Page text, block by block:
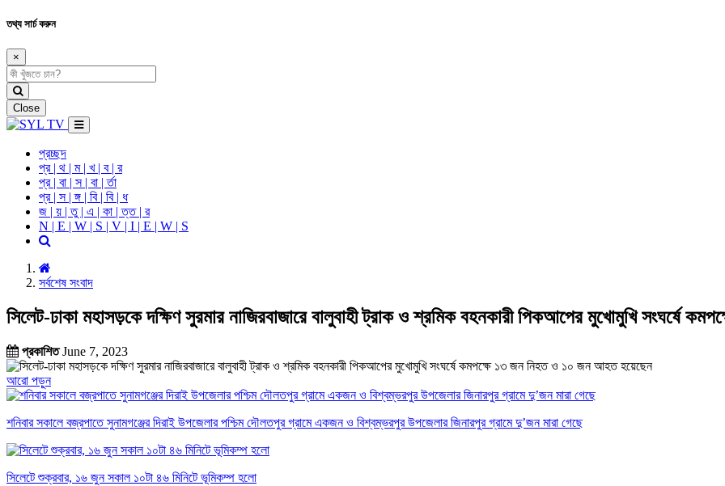
তথ্য সার্চ করুন
×
Close
প্রচ্ছদ
প্র | থ | ম | খ | ব | র
প্র | বা | স | বা | র্তা
প্র | স | ঙ্গ | বি | বি | ধ
জ | য় | তু | এ | কা | ত্ত | র
N | E | W | S | V | I | E | W | S
সর্বশেষ সংবাদ
সিলেট-ঢাকা মহাসড়কে দক্ষিণ সুরমার নাজিরবাজারে বালুবাহী ট্রাক ও শ্রমিক বহনকারী পিকআপের মুখোমুখি সংঘর্ষে
প্রকাশিতJune 7, 2023
আরো পড়ুন
শনিবার সকালে বজ্রপাতে সুনামগঞ্জের দিরাই উপজেলার পশ্চিম দৌলতপুর গ্রামে একজন ও বিশ্বম্ভরপুর উপজেলার জিনারপুর গ্রামে দু’জন মারা গেছে
সিলেটে শুক্রবার, ১৬ জুন সকাল ১০টা ৪৬ মিনিটে ভূমিকম্প হলো